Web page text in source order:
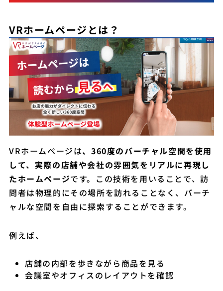
VRホームページとは？
VRホームページは、360度のバーチャル空間を使用
して、実際の店舗や会社の雰囲気をリアルに再現し
たホームページです。この技術を用いることで、訪
問者は物理的にその場所を訪れることなく、バーチ
ャルな空間を自由に探索することができます。
例えば、
店舗の内部を歩きながら商品を見る
会議室やオフィスのレイアウトを確認